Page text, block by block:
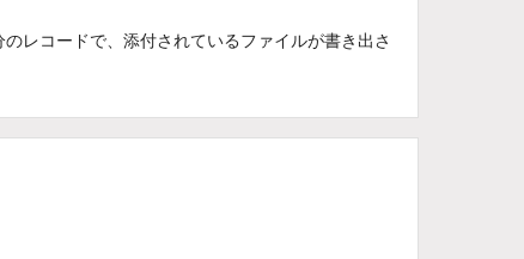
レコードで、添付されているファイルが書き出さ